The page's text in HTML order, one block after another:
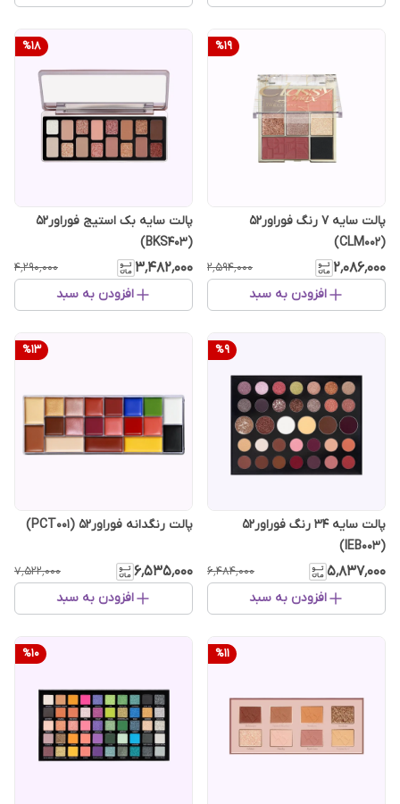
%19
پالت سایه 7 رنگ فوراور52
(CLM002)
۲٬۰۸۶٬۰۰۰ ۲٬۵۹۴٬۰۰۰
افزودن به سبد
%18
پالت سایه بک استیج فوراور52
(BKS403)
۳٬۴۸۲٬۰۰۰ ۴٬۲۹۰٬۰۰۰
افزودن به سبد
%9
پالت سایه 34 رنگ فوراور52
(IEB003)
۵٬۸۳۷٬۰۰۰ ۶٬۴۸۴٬۰۰۰
افزودن به سبد
%13
پالت رنگدانه فوراور52 (PCT001)
۶٬۵۳۵٬۰۰۰ ۷٬۵۲۲٬۰۰۰
افزودن به سبد
%11
%10